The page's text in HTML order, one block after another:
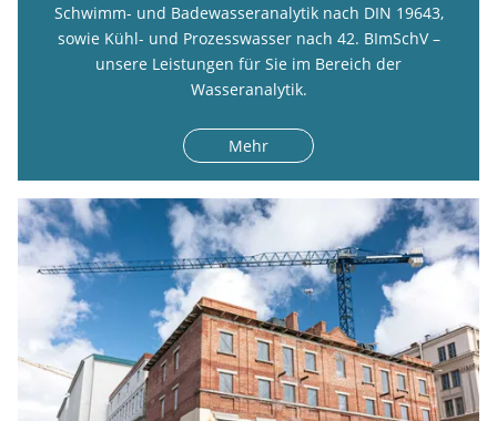
Schwimm- und Badewasseranalytik nach DIN 19643,
sowie Kühl- und Prozesswasser nach 42. BImSchV –
unsere Leistungen für Sie im Bereich der
Wasseranalytik.
Mehr